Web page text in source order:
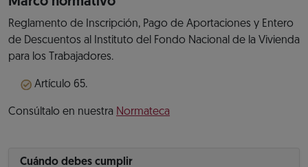
Reglamento de Inscripción, Pago de Aportaciones y Entero
de Descuentos al Instituto del Fondo Nacional de la Vivienda
para los Trabajadores.
Artículo 65.
Consúltalo en nuestra Normateca
Cuándo debes cumplir